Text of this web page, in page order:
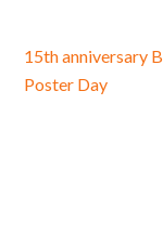
15th anniversary
Poster Day